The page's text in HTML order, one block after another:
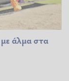
άλμα στα